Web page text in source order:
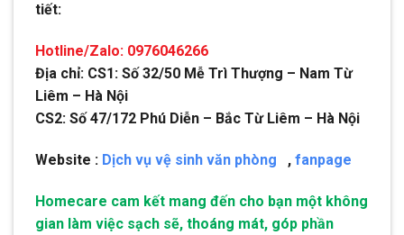
tiết:
Hotline/Zalo: 0976046266
Địa chỉ: CS1: Số 32/50 Mễ Trì Thượng – Nam Từ
Liêm – Hà Nội
CS2: Số 47/172 Phú Diễn – Bắc Từ Liêm – Hà Nội
Website : Dịch vụ vệ sinh văn phòng , fanpage
Homecare cam kết mang đến cho bạn một không
gian làm việc sạch sẽ, thoáng mát, góp phần